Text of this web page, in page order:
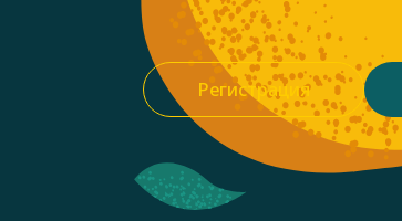
Регистрация